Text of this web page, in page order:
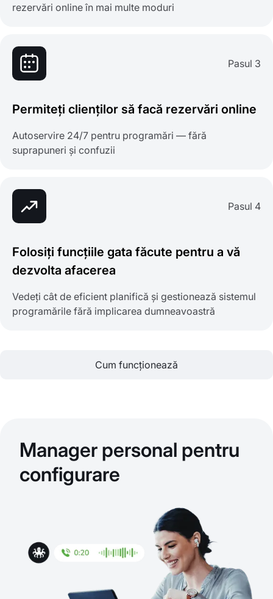
rezervări online în mai multe moduri
Pasul 3
Permiteți clienților să facă rezervări online
Autoservire 24/7 pentru programări — fără
suprapuneri și confuzii
Pasul 4
Folosiți funcțiile gata făcute pentru a vă
dezvolta afacerea
Vedeți cât de eficient planifică și gestionează sistemul
programările fără implicarea dumneavoastră
Cum funcționează
Manager personal pentru
configurare